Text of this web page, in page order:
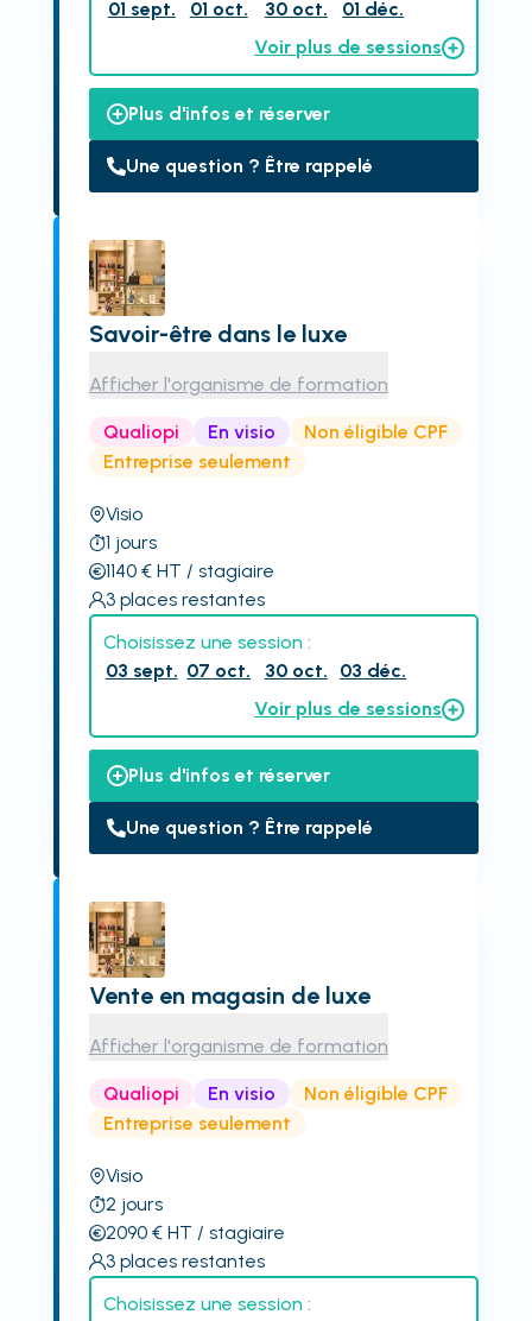
01 sept.
01 oct. 30 oct.
01 déc.
Voir plus de sessions
Plus d'infos et réserver
Une question ? Être rappelé
Savoir-être dans le luxe
Afficher l'organisme de formation
Qualiopi En visio
Non éligible CPF
Entreprise seulement
Visio
1 jours
1140€ HT / stagiaire
3 places restantes
Choisissez une session :
03 sept. 07 oct. 30 oct.
03 déc.
Voir plus de sessions
Plus d'infos et réserver
Une question ? Être rappelé
Vente en magasin de luxe
Afficher l'organisme de formation
Qualiopi En visio
Non éligible CPF
Entreprise seulement
Visio
2 jours
2090€ HT / stagiaire
3 places restantes
Choisissez une session :